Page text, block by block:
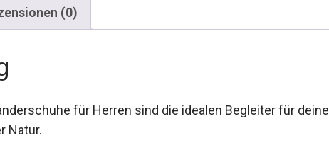
(0)
für Herren sind die idealen Begleiter für deine
Natur.